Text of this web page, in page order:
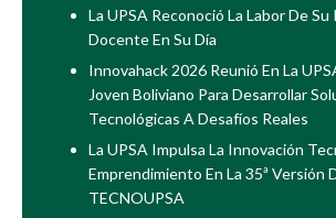
La UPSA Reconoció La Labor De Su
Docente En Su Día
Innovahack 2026 Reunió En La
Joven Boliviano Para Desarrollar
Tecnológicas A Desafíos Reales
La UPSA Impulsa La Innovación
Emprendimiento En La 35ª Versión
TECNOUPSA